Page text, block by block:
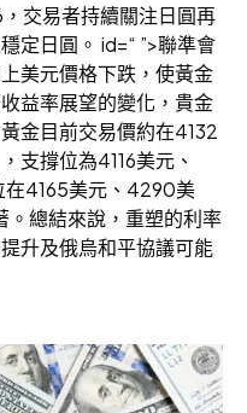
交易者持續關注日圓再
定日圓。 id=“ ”>聯準會
美元價格下跌，使黃金
益率展望的變化，貴金
金目前交易價約在4132
支撐位為4116美元、
4165美元、4290美
總結來說，重塑的利率
升及俄烏和平協議可能